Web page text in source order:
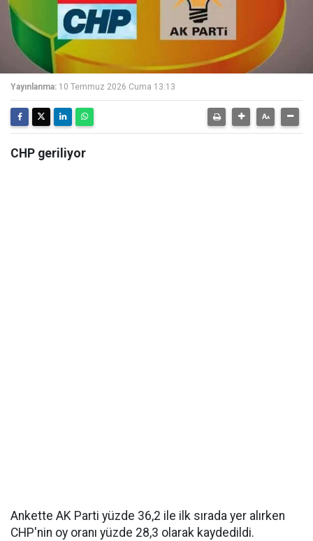
Yayınlanma: 10 Temmuz 2026 Cuma 13:13
CHP geriliyor
Ankette AK Parti yüzde 36,2 ile ilk sırada yer alırken
CHP'nin oy oranı yüzde 28,3 olarak kaydedildi.